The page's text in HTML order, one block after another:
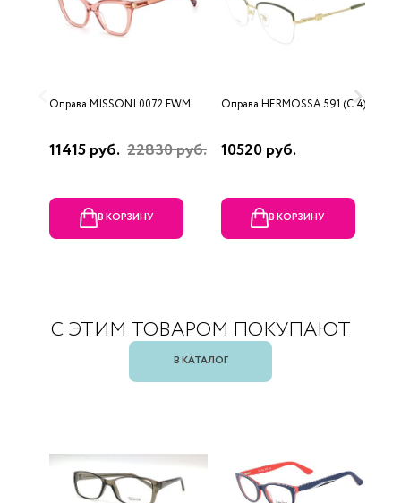
Оправа MISSONI 0072 FWM
11415 руб. 22830 руб.
В КОРЗИНУ
Оправа HERMOSSA 591 (C 4)
10520 руб.
В КОРЗИНУ
С ЭТИМ ТОВАРОМ ПОКУПАЮТ
В КАТАЛОГ